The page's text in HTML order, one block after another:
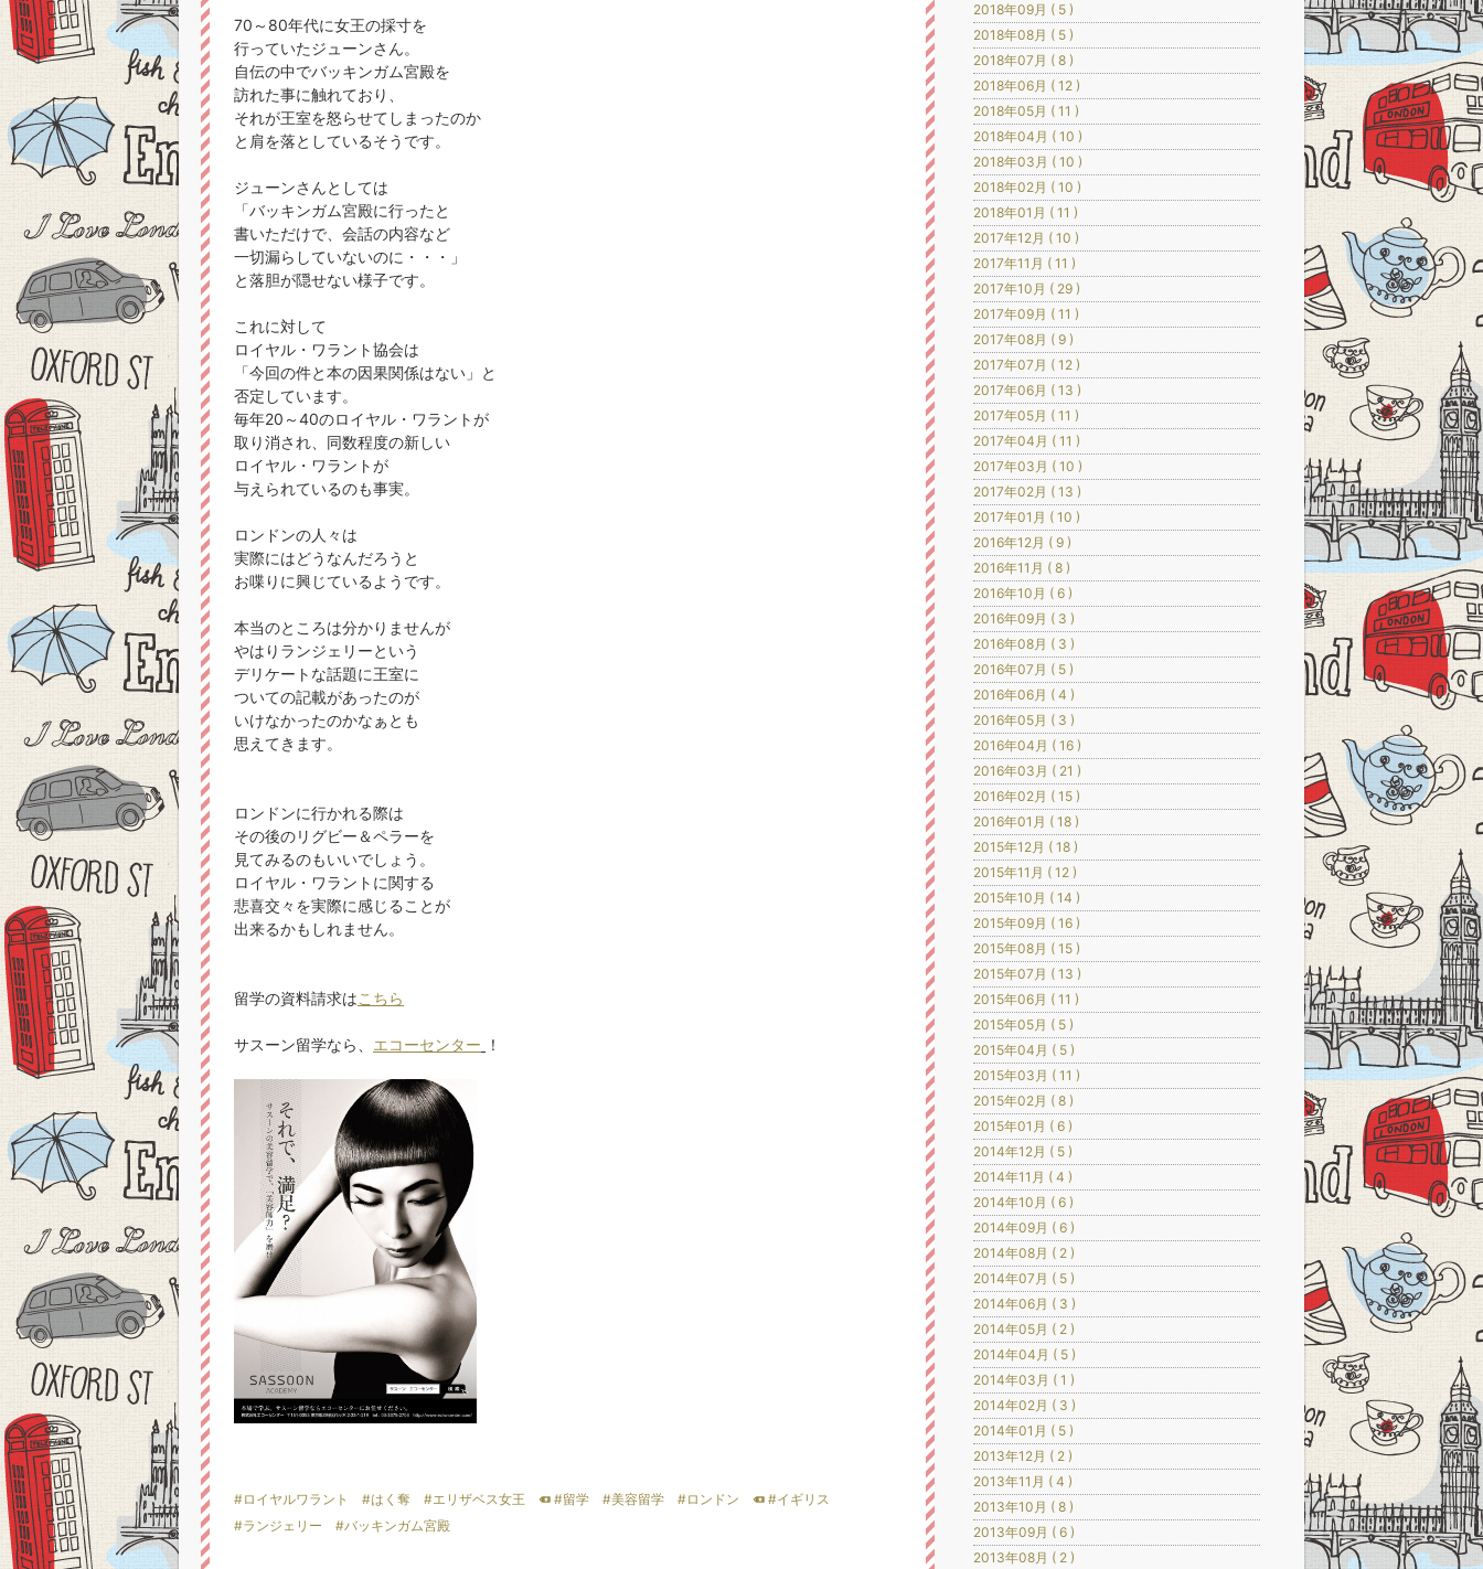
70～80年代に女王の採寸を
行っていたジューンさん。
自伝の中でバッキンガム宮殿を
訪れた事に触れており、
それが王室を怒らせてしまったのか
と肩を落としているそうです。
ジューンさんとしては
「バッキンガム宮殿に行ったと
書いただけで、会話の内容など
一切漏らしていないのに・・・」
と落胆が隠せない様子です。
これに対して
ロイヤル・ワラント協会は
「今回の件と本の因果関係はない」と
否定しています。
毎年20～40のロイヤル・ワラントが
取り消され、同数程度の新しい
ロイヤル・ワラントが
与えられているのも事実。
ロンドンの人々は
実際にはどうなんだろうと
お喋りに興じているようです。
本当のところは分かりませんが
やはりランジェリーという
デリケートな話題に王室に
ついての記載があったのが
いけなかったのかなぁとも
思えてきます。
ロンドンに行かれる際は
その後のリグビー＆ペラーを
見てみるのもいいでしょう。
ロイヤル・ワラントに関する
悲喜交々を実際に感じることが
出来るかもしれません。
留学の資料請求はこちら
サスーン留学なら、 エコーセンター ！
#ロイヤルワラント #はく奪 #エリザベス女王 #留学 #美容留学 #ロンドン
#イギリス
#ランジェリー
#バッキンガム宮殿
2018年09月 ( 5 )
2018年08月 ( 5 )
2018年07月 ( 8 )
2018年06月 ( 12 )
2018年05月 ( 11 )
2018年04月 ( 10 )
2018年03月 ( 10 )
2018年02月 ( 10 )
2018年01月 ( 11 )
2017年12月 ( 10 )
2017年11月 ( 11 )
2017年10月 ( 29 )
2017年09月 ( 11 )
2017年08月 ( 9 )
2017年07月 ( 12 )
2017年06月 ( 13 )
2017年05月 ( 11 )
2017年04月 ( 11 )
2017年03月 ( 10 )
2017年02月 ( 13 )
2017年01月 ( 10 )
2016年12月 ( 9 )
2016年11月 ( 8 )
2016年10月 ( 6 )
2016年09月 ( 3 )
2016年08月 ( 3 )
2016年07月 ( 5 )
2016年06月 ( 4 )
2016年05月 ( 3 )
2016年04月 ( 16 )
2016年03月 ( 21 )
2016年02月 ( 15 )
2016年01月 ( 18 )
2015年12月 ( 18 )
2015年11月 ( 12 )
2015年10月 ( 14 )
2015年09月 ( 16 )
2015年08月 ( 15 )
2015年07月 ( 13 )
2015年06月 ( 11 )
2015年05月 ( 5 )
2015年04月 ( 5 )
2015年03月 ( 11 )
2015年02月 ( 8 )
2015年01月 ( 6 )
2014年12月 ( 5 )
2014年11月 ( 4 )
2014年10月 ( 6 )
2014年09月 ( 6 )
2014年08月 ( 2 )
2014年07月 ( 5 )
2014年06月 ( 3 )
2014年05月 ( 2 )
2014年04月 ( 5 )
2014年03月 ( 1 )
2014年02月 ( 3 )
2014年01月 ( 5 )
2013年12月 ( 2 )
2013年11月 ( 4 )
2013年10月 ( 8 )
2013年09月 ( 6 )
2013年08月 ( 2 )